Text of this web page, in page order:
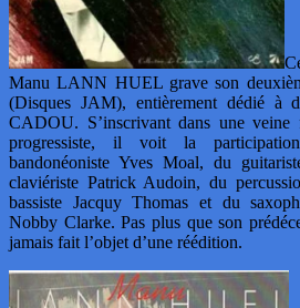
Manu LANN HUEL grave son
(Disques JAM), entièrement dédié à
CADOU. S’inscrivant dans une veine
progressiste, il voit la
bandonéoniste Yves Moal, du
claviériste Patrick Audoin, du
bassiste Jacquy Thomas et du
Nobby Clarke. Pas plus que son
jamais fait l’objet d’une réédition.